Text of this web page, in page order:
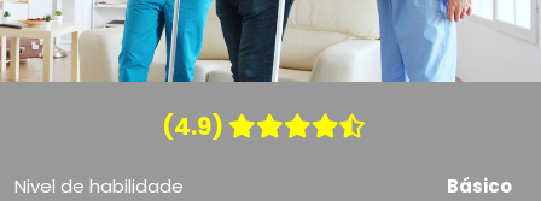
(4.9)
Nivel de habilidade
Básico